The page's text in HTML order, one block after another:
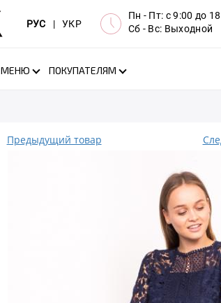
РУС | УКР
Пн - Пт: с 9:00 до
Сб - Вс: Выходной
МЕНЮ ПОКУПАТЕЛЯМ
Предыдущий товар